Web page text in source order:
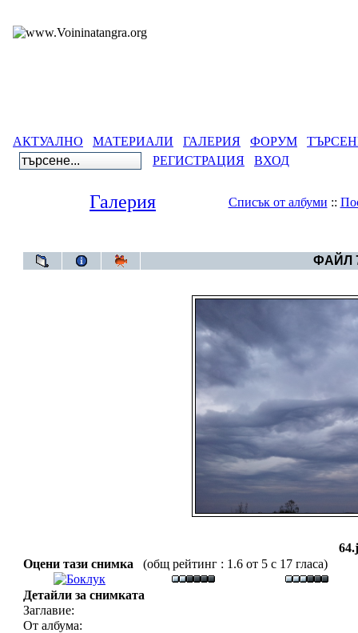
АКТУАЛНО МАТЕРИАЛИ ГАЛЕРИЯ ФОРУМ
РЕГИСТРАЦИЯ
ВХОД
Галерия Списък от албуми ::
ФАЙЛ
Оцени тази снимка
(общ рейтинг : 1.6 от 5 с 17 гласа)
Детайли за снимката
Заглавие:
От албума: